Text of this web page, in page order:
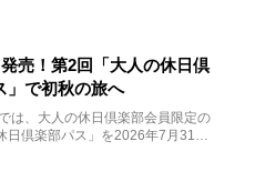
売！第2回「大人の休日倶
」で初秋の旅へ
は、大人の休日倶楽部会員限定の
日倶楽部パス」を2026年7月31日